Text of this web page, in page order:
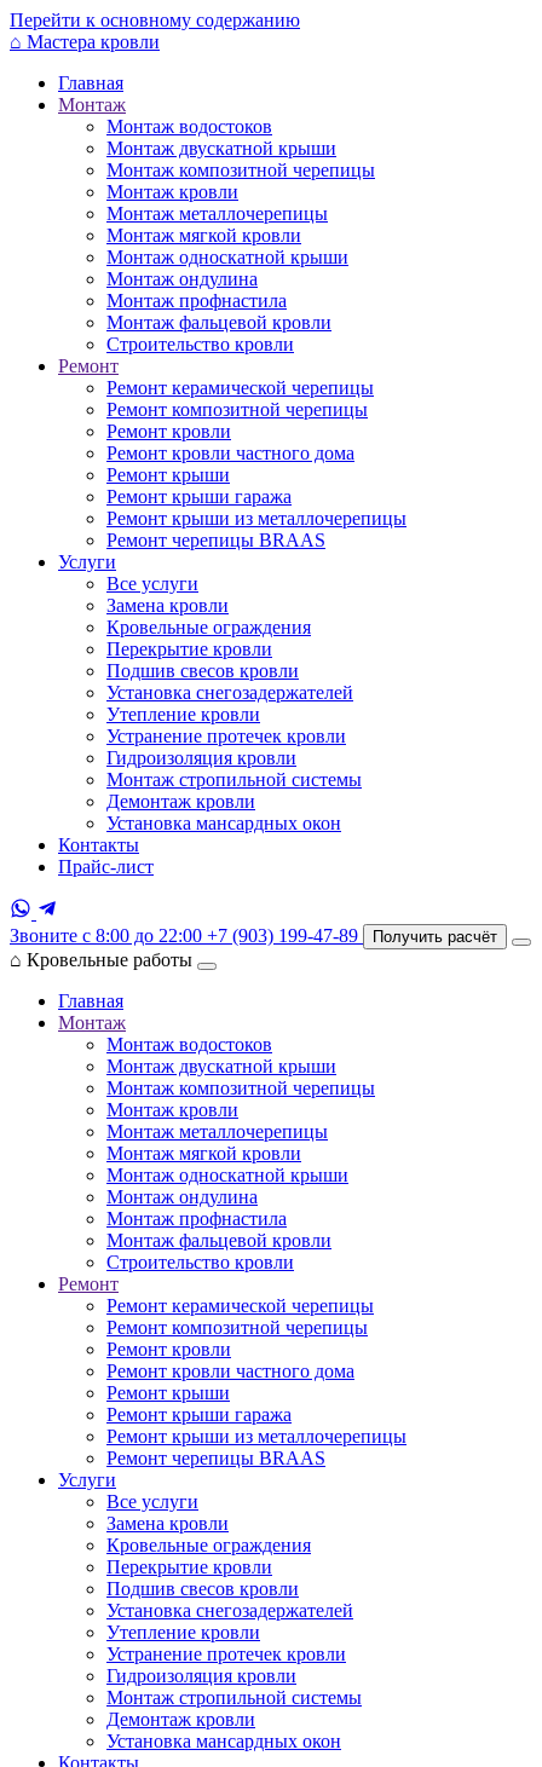
Перейти к основному содержанию
⌂ Мастера кровли
Главная
Монтаж
Монтаж водостоков
Монтаж двускатной крыши
Монтаж композитной черепицы
Монтаж кровли
Монтаж металлочерепицы
Монтаж мягкой кровли
Монтаж односкатной крыши
Монтаж ондулина
Монтаж профнастила
Монтаж фальцевой кровли
Строительство кровли
Ремонт
Ремонт керамической черепицы
Ремонт композитной черепицы
Ремонт кровли
Ремонт кровли частного дома
Ремонт крыши
Ремонт крыши гаража
Ремонт крыши из металлочерепицы
Ремонт черепицы BRAAS
Услуги
Все услуги
Замена кровли
Кровельные ограждения
Перекрытие кровли
Подшив свесов кровли
Установка снегозадержателей
Утепление кровли
Устранение протечек кровли
Гидроизоляция кровли
Монтаж стропильной системы
Демонтаж кровли
Установка мансардных окон
Контакты
Прайс-лист
Звоните с 8:00 до 22:00 +7 (903) 199-47-89 Получить расчёт
⌂ Кровельные работы
Главная
Монтаж
Монтаж водостоков
Монтаж двускатной крыши
Монтаж композитной черепицы
Монтаж кровли
Монтаж металлочерепицы
Монтаж мягкой кровли
Монтаж односкатной крыши
Монтаж ондулина
Монтаж профнастила
Монтаж фальцевой кровли
Строительство кровли
Ремонт
Ремонт керамической черепицы
Ремонт композитной черепицы
Ремонт кровли
Ремонт кровли частного дома
Ремонт крыши
Ремонт крыши гаража
Ремонт крыши из металлочерепицы
Ремонт черепицы BRAAS
Услуги
Все услуги
Замена кровли
Кровельные ограждения
Перекрытие кровли
Подшив свесов кровли
Установка снегозадержателей
Утепление кровли
Устранение протечек кровли
Гидроизоляция кровли
Монтаж стропильной системы
Демонтаж кровли
Установка мансардных окон
Контакты